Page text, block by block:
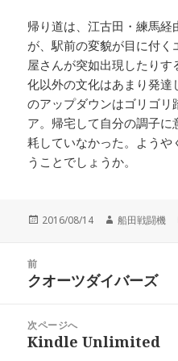
帰り道は、江古田・練馬経
が、駅前の変貌が目に付く
屋さんが突如出現したり
化以外の文化はあまり発達
のアップダウンはゴリゴリ
ア。帰宅して自分の調子に
耗していなかった。ようや
うことでしょうか。
投
2016/08/14
作
船田戦闘機
前
前
投
稿:
クオーツダイバーズ
次ページへ
次
Kindle Unlimited